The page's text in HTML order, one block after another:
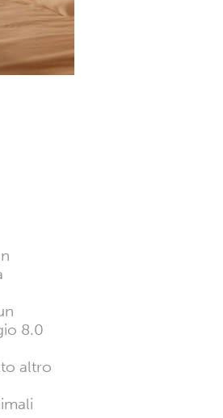
8.0
altro